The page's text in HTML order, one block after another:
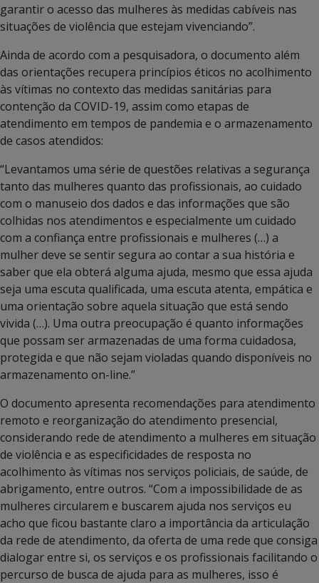
garantir o acesso das mulheres às medidas cabíveis nas
situações de violência que estejam vivenciando”.
Ainda de acordo com a pesquisadora, o documento além
das orientações recupera princípios éticos no acolhimento
às vítimas no contexto das medidas sanitárias para
contenção da COVID-19, assim como etapas de
atendimento em tempos de pandemia e o armazenamento
de casos atendidos:
“Levantamos uma série de questões relativas a segurança
tanto das mulheres quanto das profissionais, ao cuidado
com o manuseio dos dados e das informações que são
colhidas nos atendimentos e especialmente um cuidado
com a confiança entre profissionais e mulheres (…) a
mulher deve se sentir segura ao contar a sua história e
saber que ela obterá alguma ajuda, mesmo que essa ajuda
seja uma escuta qualificada, uma escuta atenta, empática e
uma orientação sobre aquela situação que está sendo
vivida (…). Uma outra preocupação é quanto informações
que possam ser armazenadas de uma forma cuidadosa,
protegida e que não sejam violadas quando disponíveis no
armazenamento on-line.”
O documento apresenta recomendações para atendimento
remoto e reorganização do atendimento presencial,
considerando rede de atendimento a mulheres em situação
de violência e as especificidades de resposta no
acolhimento às vítimas nos serviços policiais, de saúde, de
abrigamento, entre outros. “Com a impossibilidade de as
mulheres circularem e buscarem ajuda nos serviços eu
acho que ficou bastante claro a importância da articulação
da rede de atendimento, da oferta de uma rede que consiga
dialogar entre si, os serviços e os profissionais facilitando o
percurso de busca de ajuda para as mulheres, isso é